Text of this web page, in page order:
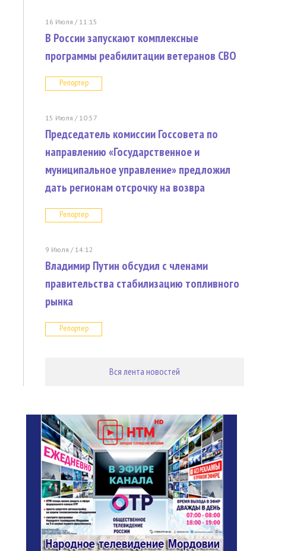
16 Июля / 11:15
В России запускают комплексные
программы реабилитации ветеранов СВО
Репортер
15 Июля / 10:57
Председатель комиссии Госсовета по
направлению «Государственное и
муниципальное управление» предложил
дать регионам отсрочку на возвра
Репортер
9 Июля / 14:12
Владимир Путин обсудил с членами
правительства стабилизацию топливного
рынка
Репортер
Вся лента новостей